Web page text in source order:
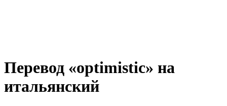
Перевод «optimistic» на
итальянский